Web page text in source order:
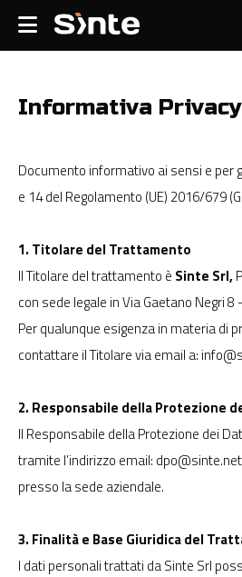
Informativa Privacy
Documento informativo ai sensi e per
e 14 del Regolamento (UE) 2016/679
1. Titolare del Trattamento
Il Titolare del trattamento è Sinte Srl,
con sede legale in Via Gaetano Negri 8
Per qualunque esigenza in materia di
contattare il Titolare via email a:
2. Responsabile della Protezione
Il Responsabile della Protezione dei
tramite l’indirizzo email: dpo@sinte.net
presso la sede aziendale.
3. Finalità e Base Giuridica del
I dati personali trattati da Sinte Srl